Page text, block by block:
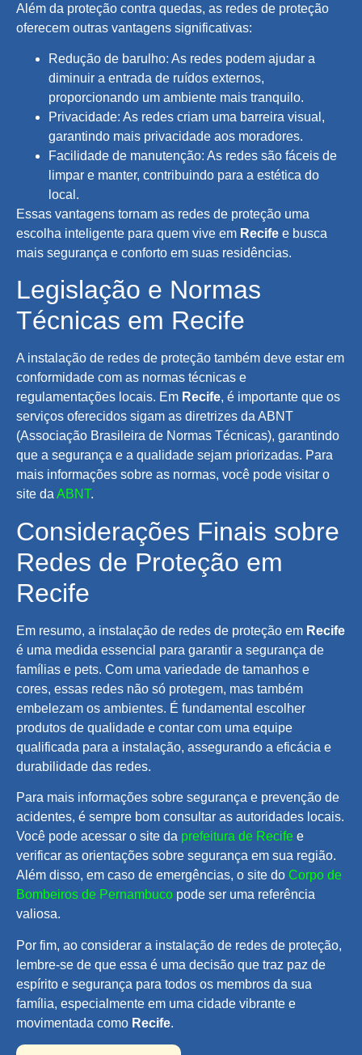
Além da proteção contra quedas, as redes de proteção
oferecem outras vantagens significativas:
Redução de barulho: As redes podem ajudar a
diminuir a entrada de ruídos externos,
proporcionando um ambiente mais tranquilo.
Privacidade: As redes criam uma barreira visual,
garantindo mais privacidade aos moradores.
Facilidade de manutenção: As redes são fáceis de
limpar e manter, contribuindo para a estética do
local.
Essas vantagens tornam as redes de proteção uma
escolha inteligente para quem vive em Recife e busca
mais segurança e conforto em suas residências.
Legislação e Normas
Técnicas em Recife
A instalação de redes de proteção também deve estar em
conformidade com as normas técnicas e
regulamentações locais. Em Recife, é importante que os
serviços oferecidos sigam as diretrizes da ABNT
(Associação Brasileira de Normas Técnicas), garantindo
que a segurança e a qualidade sejam priorizadas. Para
mais informações sobre as normas, você pode visitar o
site daABNT.
Considerações Finais sobre
Redes de Proteção em
Recife
Em resumo, a instalação de redes de proteção em Recife
é uma medida essencial para garantir a segurança de
famílias e pets. Com uma variedade de tamanhos e
cores, essas redes não só protegem, mas também
embelezam os ambientes. É fundamental escolher
produtos de qualidade e contar com uma equipe
qualificada para a instalação, assegurando a eficácia e
durabilidade das redes.
Para mais informações sobre segurança e prevenção de
acidentes, é sempre bom consultar as autoridades locais.
Você pode acessar o site da prefeitura de Recife e
verificar as orientações sobre segurança em sua região.
Além disso, em caso de emergências, o site do Corpo de
Bombeiros de Pernambuco pode ser uma referência
valiosa.
Por fim, ao considerar a instalação de redes de proteção,
lembre-se de que essa é uma decisão que traz paz de
espírito e segurança para todos os membros da sua
família, especialmente em uma cidade vibrante e
movimentada como Recife.